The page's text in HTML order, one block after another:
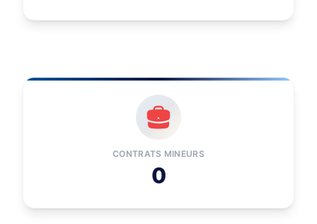
CONTRATS MINEURS
0